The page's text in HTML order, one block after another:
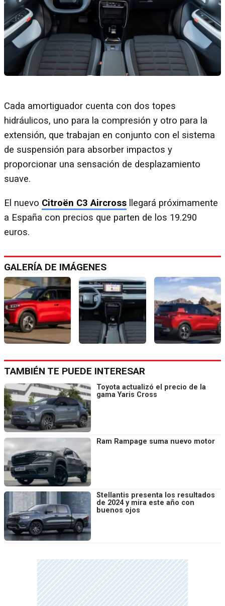
Cada amortiguador cuenta con dos topes
hidráulicos, uno para la compresión y otro para la
extensión, que trabajan en conjunto con el sistema
de suspensión para absorber impactos y
proporcionar una sensación de desplazamiento
suave.
El nuevo Citroën C3 Aircross llegará próximamente
a España con precios que parten de los 19.290
euros.
GALERÍA DE IMÁGENES
TAMBIÉN TE PUEDE INTERESAR
Toyota actualizó el precio de la
gama Yaris Cross
Ram Rampage suma nuevo motor
Stellantis presenta los resultados
de 2024 y mira este año con
buenos ojos